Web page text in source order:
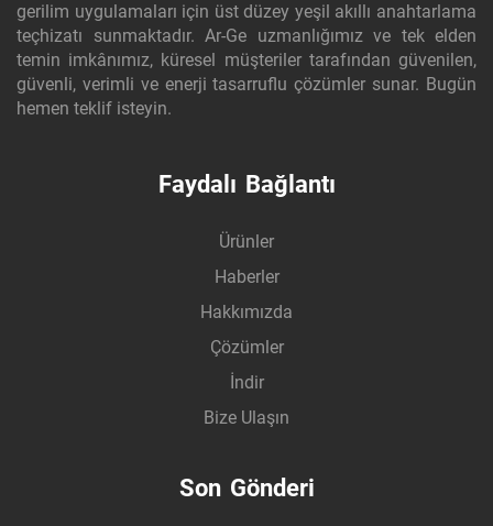
gerilim uygulamaları için üst düzey yeşil akıllı anahtarlama
teçhizatı sunmaktadır. Ar-Ge uzmanlığımız ve tek elden
temin imkânımız, küresel müşteriler tarafından güvenilen,
güvenli, verimli ve enerji tasarruflu çözümler sunar. Bugün
hemen teklif isteyin.
Faydalı Bağlantı
Ürünler
Haberler
Hakkımızda
Çözümler
İndir
Bize Ulaşın
Son Gönderi